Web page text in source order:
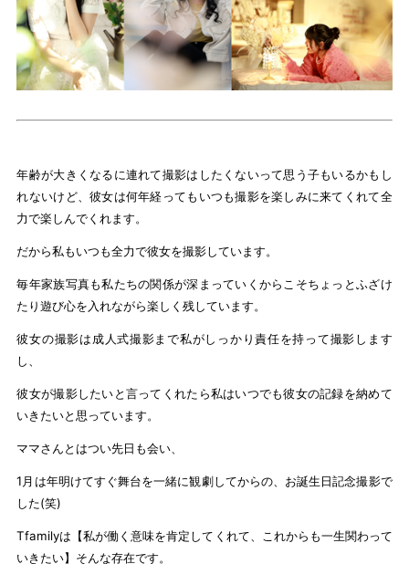
年齢が大きくなるに連れて撮影はしたくないって思う子もいるかもし
れないけど、彼女は何年経ってもいつも撮影を楽しみに来てくれて全
力で楽しんでくれます。
だから私もいつも全力で彼女を撮影しています。
毎年家族写真も私たちの関係が深まっていくからこそちょっとふざけ
たり遊び心を入れながら楽しく残しています。
彼女の撮影は成人式撮影まで私がしっかり責任を持って撮影します
し、
彼女が撮影したいと言ってくれたら私はいつでも彼女の記録を納めて
いきたいと思っています。
ママさんとはつい先日も会い、
1月は年明けてすぐ舞台を一緒に観劇してからの、お誕生日記念撮影で
した(笑)
Tfamilyは【私が働く意味を肯定してくれて、これからも一生関わって
いきたい】そんな存在です。